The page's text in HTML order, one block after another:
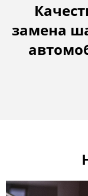
замена